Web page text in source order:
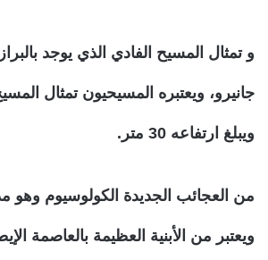
و تمثال المسيح الفادي الذي يوجد
جانيرو، ويعتبره المسيحيون تمثال
ويبلغ ارتفاعه 30 متر.
من العجائب الجديدة الكولوسيوم وهو
ويعتبر من الأبنية العظيمة بالعاصمة